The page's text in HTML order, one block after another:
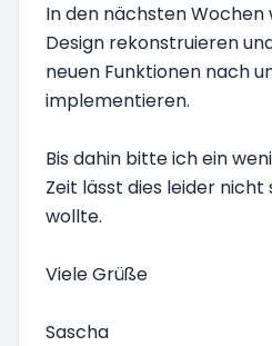
In den nächsten Wochen
Design rekonstruieren
neuen Funktionen nach
implementieren.
Bis dahin bitte ich ein
Zeit lässt dies leider nicht
wollte.
Viele Grüße
Sascha